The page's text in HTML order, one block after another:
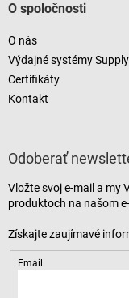
O spoločnosti
O nás
Výdajné systémy
Certifikáty
Kontakt
Odoberať
Vložte svoj e-mail a my
produktoch na našom
Email